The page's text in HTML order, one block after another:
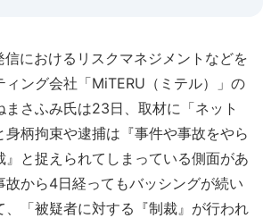
におけるリスクマネジメントなどを
ィング会社「MiTERU（ミテル）」の
さふみ氏は23日、取材に「ネット
柄拘束や逮捕は『事件や事故をやら
』と捉えられてしまっている側面があ
故から4日経ってもバッシングが続い
、「被疑者に対する『制裁』が行われ